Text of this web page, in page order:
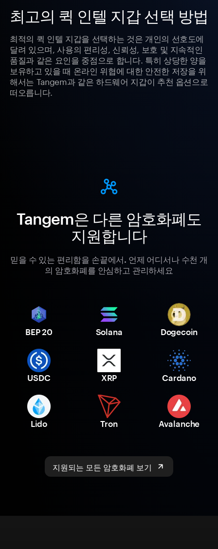
최고의 퀵 인텔 지갑 선택 방법
최적의 퀵 인텔 지갑을 선택하는 것은 개인의 선호도에
달려 있으며, 사용의 편리성, 신뢰성, 보호 및 지속적인
품질과 같은 요인을 중점으로 합니다. 특히 상당한 양을
보유하고 있을 때 온라인 위협에 대한 안전한 저장을 위
해서는 Tangem과 같은 하드웨어 지갑이 추천 옵션으로
떠오릅니다.
Tangem은 다른 암호화폐도
지원합니다
믿을 수 있는 편리함을 손끝에서. 언제 어디서나 수천 개
의 암호화폐를 안심하고 관리하세요
BEP 20 Solana Dogecoin
USDC XRP Cardano
Lido Tron Avalanche
지원되는 모든 암호화폐 보기